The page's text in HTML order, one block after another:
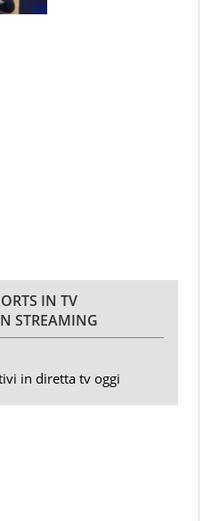
IN TV
STREAMING
in diretta tv oggi